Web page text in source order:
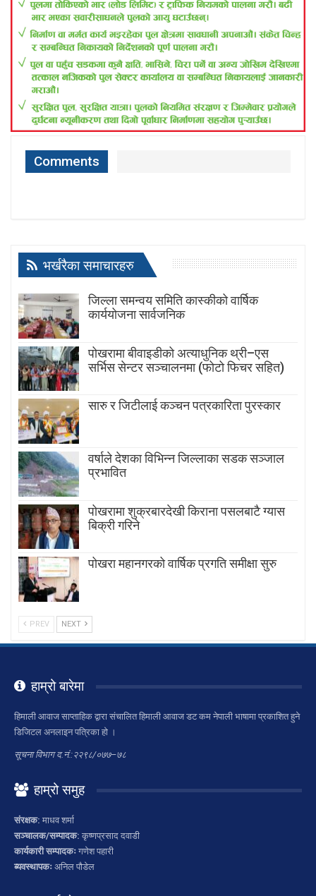
Comments
भर्खरैका समाचारहरु
जिल्ला समन्वय समिति कास्कीको वार्षिक
कार्ययोजना सार्वजनिक
पोखरामा बीवाइडीको अत्याधुनिक थ्री–एस
सर्भिस सेन्टर सञ्चालनमा (फोटो फिचर सहित)
सारु र जिटीलाई कञ्चन पत्रकारिता पुरस्कार
वर्षाले देशका विभिन्न जिल्लाका सडक सञ्जाल
प्रभावित
पोखरामा शुक्रबारदेखी किराना पसलबाटै ग्यास
बिक्री गरिने
पोखरा महानगरको वार्षिक प्रगति समीक्षा सुरु
PREV NEXT
हाम्रो बारेमा
हिमाली आवाज साप्ताहिक द्वारा संचालित हिमाली आवाज डट कम नेपाली भाषामा प्रकाशित हुने
डिजिटल अनलाइन पत्रिका हो ।
सूचना विभाग द.नं.:२२९८/०७७–७८
हाम्रो समुह
संरक्षक: माधव शर्मा
सञ्चालक/सम्पादक: कृष्णप्रसाद दवाडी
कार्यकारी सम्पादकः गणेश पहारी
ब्यवस्थापकः अनिल पौडेल